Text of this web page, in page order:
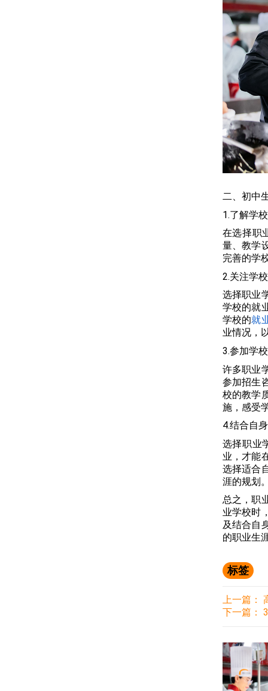
二、初中
1.了解学
在选择职
量、教学
完善的学
2.关注学
选择职业
学校的就
学校的就
业情况，
3.参加学
许多职业
参加招生
校的教学
施，感受
4.结合自
选择职业
业，才能
选择适合
涯的规划
总之，职
业学校时
及结合自
的职业生
标签
上一篇：
下一篇：